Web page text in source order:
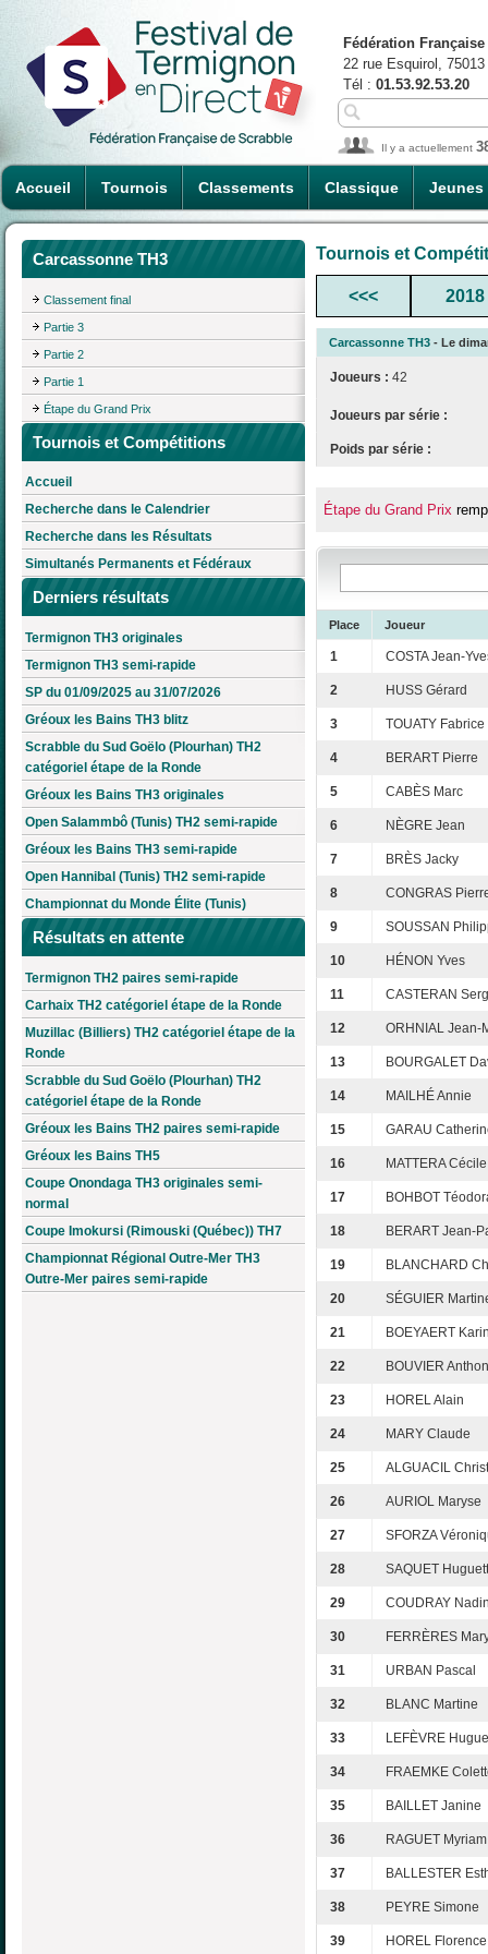
Accueil Tournois Classements Classique Jeunes
Fédération
22 rue Esquirol,
Tél : 01.53.92.53.20
Il y a actuellement
Carcassonne TH3
Classement final
Partie 3
Partie 2
Partie 1
Étape du Grand Prix
Tournois et Compétitions
Accueil
Recherche dans le Calendrier
Recherche dans les Résultats
Simultanés Permanents et Fédéraux
Derniers résultats
Termignon TH3 originales
Termignon TH3 semi-rapide
SP du 01/09/2025 au 31/07/2026
Gréoux les Bains TH3 blitz
Scrabble du Sud Goëlo (Plourhan) TH2
catégoriel étape de la Ronde
Gréoux les Bains TH3 originales
Open Salammbô (Tunis) TH2 semi-rapide
Gréoux les Bains TH3 semi-rapide
Open Hannibal (Tunis) TH2 semi-rapide
Championnat du Monde Élite (Tunis)
Résultats en attente
Termignon TH2 paires semi-rapide
Carhaix TH2 catégoriel étape de la Ronde
Muzillac (Billiers) TH2 catégoriel étape de la
Ronde
Scrabble du Sud Goëlo (Plourhan) TH2
catégoriel étape de la Ronde
Gréoux les Bains TH2 paires semi-rapide
Gréoux les Bains TH5
Coupe Onondaga TH3 originales semi-
normal
Coupe Imokursi (Rimouski (Québec)) TH7
Championnat Régional Outre-Mer TH3
Outre-Mer paires semi-rapide
Tournois et
<<< 2018
Carcassonne TH3 - Le
Joueurs : 42
Joueurs par série :
Poids par série :
Étape du Grand Prix
Place Joueur
1 COSTA Jean-
2 HUSS Gérard
3 TOUATY Fabrice
4 BERART Pierre
5 CABÈS Marc
6 NÈGRE Jean
7 BRÈS Jacky
8 CONGRAS
9 SOUSSAN
10 HÉNON Yves
11 CASTERAN
12 ORHNIAL Jean-
13 BOURGALET
14 MAILHÉ Annie
15 GARAU
16 MATTERA Cécile
17 BOHBOT
18 BERART Jean-
19 BLANCHARD
20 SÉGUIER
21 BOEYAERT
22 BOUVIER
23 HOREL Alain
24 MARY Claude
25 ALGUACIL
26 AURIOL Maryse
27 SFORZA
28 SAQUET
29 COUDRAY
30 FERRÈRES
31 URBAN Pascal
32 BLANC Martine
33 LEFÈVRE
34 FRAEMKE
35 BAILLET Janine
36 RAGUET Myriam
37 BALLESTER
38 PEYRE Simone
39 HOREL Florence